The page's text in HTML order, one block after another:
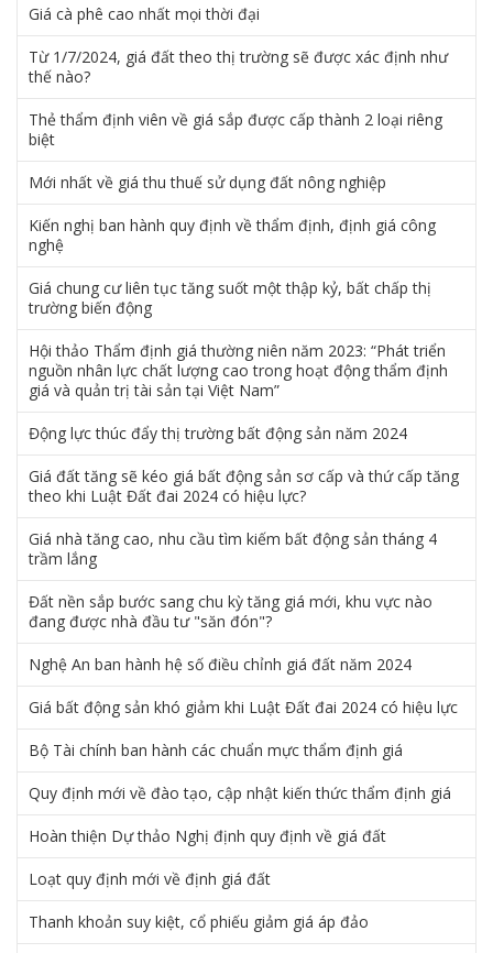
Giá cà phê cao nhất mọi thời đại
Từ 1/7/2024, giá đất theo thị trường sẽ được xác định như
thế nào?
Thẻ thẩm định viên về giá sắp được cấp thành 2 loại riêng
biệt
Mới nhất về giá thu thuế sử dụng đất nông nghiệp
Kiến nghị ban hành quy định về thẩm định, định giá công
nghệ
Giá chung cư liên tục tăng suốt một thập kỷ, bất chấp thị
trường biến động
Hội thảo Thẩm định giá thường niên năm 2023: “Phát triển
nguồn nhân lực chất lượng cao trong hoạt động thẩm định
giá và quản trị tài sản tại Việt Nam”
Động lực thúc đẩy thị trường bất động sản năm 2024
Giá đất tăng sẽ kéo giá bất động sản sơ cấp và thứ cấp tăng
theo khi Luật Đất đai 2024 có hiệu lực?
Giá nhà tăng cao, nhu cầu tìm kiếm bất động sản tháng 4
trầm lắng
Đất nền sắp bước sang chu kỳ tăng giá mới, khu vực nào
đang được nhà đầu tư "săn đón"?
Nghệ An ban hành hệ số điều chỉnh giá đất năm 2024
Giá bất động sản khó giảm khi Luật Đất đai 2024 có hiệu lực
Bộ Tài chính ban hành các chuẩn mực thẩm định giá
Quy định mới về đào tạo, cập nhật kiến thức thẩm định giá
Hoàn thiện Dự thảo Nghị định quy định về giá đất
Loạt quy định mới về định giá đất
Thanh khoản suy kiệt, cổ phiếu giảm giá áp đảo